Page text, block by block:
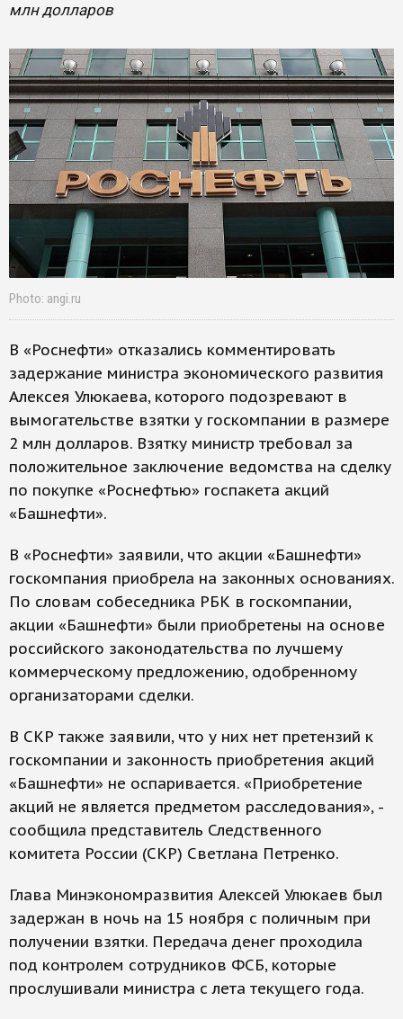
млн долларов
Photo: angi.ru
В «Роснефти» отказались комментировать
задержание министра экономического развития
Алексея Улюкаева, которого подозревают в
вымогательстве взятки у госкомпании в размере
2 млн долларов. Взятку министр требовал за
положительное заключение ведомства на сделку
по покупке «Роснефтью» госпакета акций
«Башнефти».
В «Роснефти» заявили, что акции «Башнефти»
госкомпания приобрела на законных основаниях.
По словам собеседника РБК в госкомпании,
акции «Башнефти» были приобретены на основе
российского законодательства по лучшему
коммерческому предложению, одобренному
организаторами сделки.
В СКР также заявили, что у них нет претензий к
госкомпании и законность приобретения акций
«Башнефти» не оспаривается. «Приобретение
акций не является предметом расследования», -
сообщила представитель Следственного
комитета России (СКР) Светлана Петренко.
Глава Минэкономразвития Алексей Улюкаев был
задержан в ночь на 15 ноября с поличным при
получении взятки. Передача денег проходила
под контролем сотрудников ФСБ, которые
прослушивали министра с лета текущего года.